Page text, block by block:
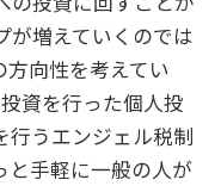
が増えていくのでは
向性を考えてい
資を行った個人投
行うエンジェル税制
と手軽に一般の人が